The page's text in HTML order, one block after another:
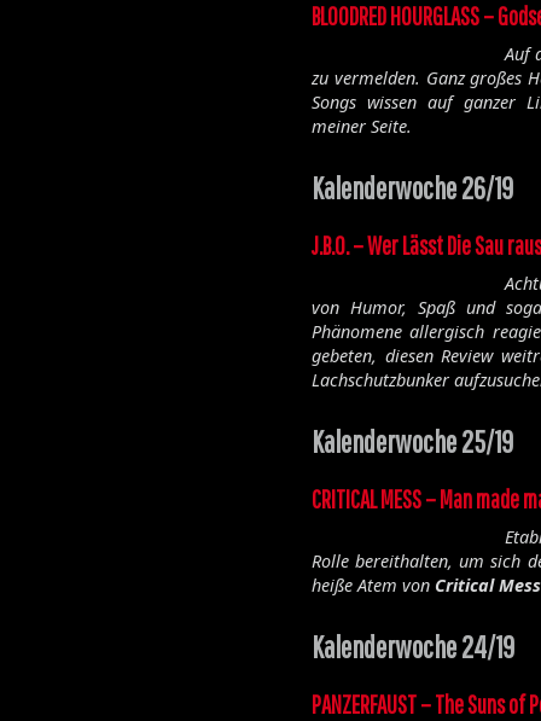
BLOODRED HOURGLASS –
Auf
zu vermelden. Ganz großes
Songs wissen auf ganzer
meiner Seite.
Kalenderwoche 26/19
J.B.O. – Wer Lässt Die Sau
von Humor, Spaß und
Phänomene allergisch
gebeten, diesen Review
Lachschutzbunker
Kalenderwoche 25/19
CRITICAL MESS – Man made
Rolle bereithalten, um sich
heiße Atem von Critical Mess
Kalenderwoche 24/19
PANZERFAUST – The Suns